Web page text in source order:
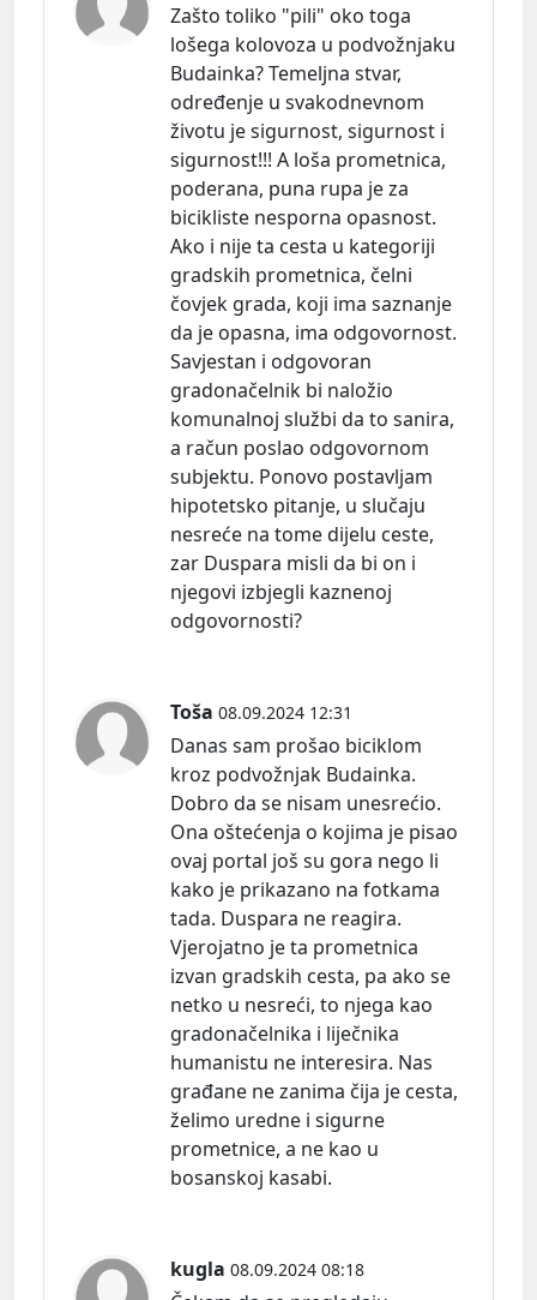
Zašto toliko "pili" oko toga
lošega kolovoza u podvožnjaku
Budainka? Temeljna stvar,
određenje u svakodnevnom
životu je sigurnost, sigurnost i
sigurnost!!! A loša prometnica,
poderana, puna rupa je za
bicikliste nesporna opasnost.
Ako i nije ta cesta u kategoriji
gradskih prometnica, čelni
čovjek grada, koji ima saznanje
da je opasna, ima odgovornost.
Savjestan i odgovoran
gradonačelnik bi naložio
komunalnoj službi da to sanira,
a račun poslao odgovornom
subjektu. Ponovo postavljam
hipotetsko pitanje, u slučaju
nesreće na tome dijelu ceste,
zar Duspara misli da bi on i
njegovi izbjegli kaznenoj
odgovornosti?
Toša 08.09.2024 12:31
Danas sam prošao biciklom
kroz podvožnjak Budainka.
Dobro da se nisam unesrećio.
Ona oštećenja o kojima je pisao
ovaj portal još su gora nego li
kako je prikazano na fotkama
tada. Duspara ne reagira.
Vjerojatno je ta prometnica
izvan gradskih cesta, pa ako se
netko u nesreći, to njega kao
gradonačelnika i liječnika
humanistu ne interesira. Nas
građane ne zanima čija je cesta,
želimo uredne i sigurne
prometnice, a ne kao u
bosanskoj kasabi.
kugla 08.09.2024 08:18